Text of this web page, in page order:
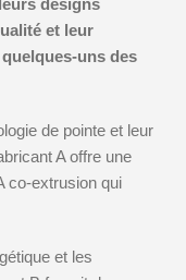
designs
et leur
uns des
de pointe et leur
A offre une
co-extrusion qui
et les